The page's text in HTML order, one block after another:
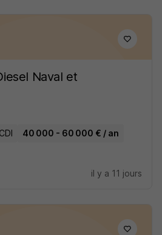
Naval et
CDI 40 000 - 60 000 € / an
il y a 11 jours